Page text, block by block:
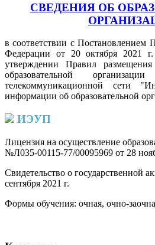
СВЕДЕНИЯ ОБ
в соответствии с Постановлением
Федерации от 20 октября 2021
утверждении Правил
образовательной
телекоммуникационной сети
информации об образовательной
ИЭУП
Лицензия на осуществление
№Л035-00115-77/00095969 от 28
Свидетельство о государственной
сентября 2021 г.
Формы обучения: очная, очно-